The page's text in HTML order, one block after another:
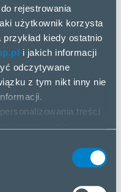
rejestrowania
użytkownik korzysta
kiedy ostatnio
i jakich informacji
odczytywane
z tym nikt inny nie
treści
przepływu danych.
korzystania